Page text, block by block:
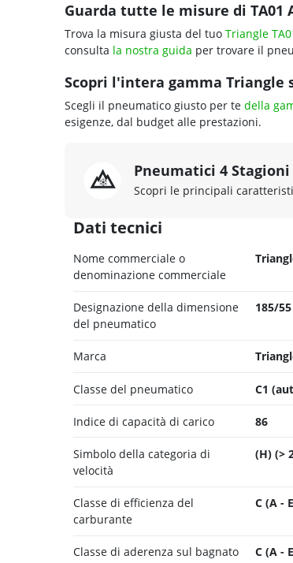
Guarda tutte le misure di TA01
Trova la misura giusta del tuo Triangle
consulta la nostra guida per trovare il
Scopri l'intera gamma Triangle
Scegli il pneumatico giusto per te della
esigenze, dal budget alle prestazioni.
Pneumatici 4 Stagioni
Scopri le principali
Dati tecnici
Nome commerciale o
denominazione commerciale
Designazione della dimensione
del pneumatico
185/
Marca
Classe del pneumatico C1
Indice di capacità di carico 86
Simbolo della categoria di
velocità
(H) (>
Classe di efficienza del
carburante
C (A -
Classe di aderenza sul bagnato C (A -